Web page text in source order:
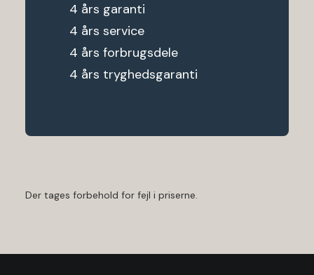
4 års garanti
4 års service
4 års forbrugsdele
4 års tryghedsgaranti
Der tages forbehold for fejl i priserne.